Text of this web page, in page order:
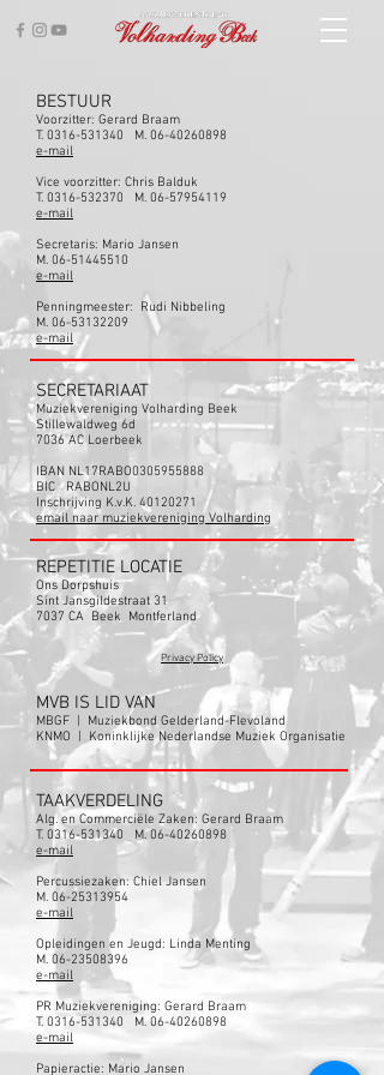
BESTUUR
Voorzitter: Gerard Braam
T. 0316-531340 M. 06-40260898
e-mail
Vice voorzitter: Chris Balduk
T. 0316-532370 M. 06-57954119
e-mail
Secretaris: Mario Jansen
M. 06-51445510
e-mail
Penningmeester: Rudi Nibbeling
M. 06-53132209
e-mail
SECRETARIAAT
Muziekvereniging Volharding Beek
Stillewaldweg 6d
7036 AC Loerbeek
IBAN NL17RABO0305955888
BIC RABONL2U
Inschrijving K.v.K. 40120271
email naar muziekvereniging Volharding
REPETITIE LOCATIE
Ons Dorpshuis
Sint Jansgildestraat 31
7037 CA Beek Montferland
Privacy Policy
MVB IS LID VAN
MBGF | Muziekbond Gelderland-Flevoland
KNMO | Koninklijke Nederlandse Muziek Organisatie
TAAKVERDELING
Alg. en Commerciële Zaken: Gerard Braam
T. 0316-531340 M. 06-40260898
e-mail
Percussiezaken: Chiel Jansen
M. 06-25313954
e-mail
Opleidingen en Jeugd: Linda Menting
M. 06-23508396
e-mail
PR Muziekvereniging: Gerard Braam
T. 0316-531340 M. 06-40260898
e-mail
Papieractie: Mario Jansen